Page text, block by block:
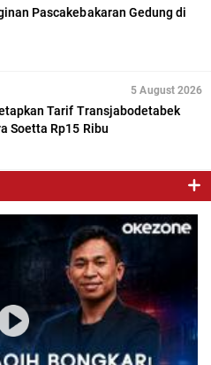
Pascakebakaran Gedung di
5 August 2026
Tarif Transjabodetabek
Soetta Rp15 Ribu